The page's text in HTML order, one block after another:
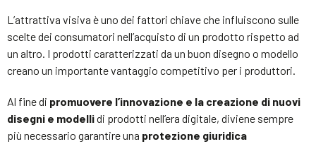
L’attrattiva visiva è uno dei fattori chiave che influiscono sulle
scelte dei consumatori nell’acquisto di un prodotto rispetto ad
un altro. I prodotti caratterizzati da un buon disegno o modello
creano un importante vantaggio competitivo per i produttori.
Al fine di promuovere l’innovazione e la creazione di nuovi
disegni e modellidi prodotti nell’era digitale, diviene sempre
più necessario garantire una protezione giuridica